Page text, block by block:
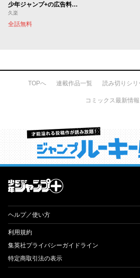
少年ジャンプ+の広告料でみんな幸せになった話
久楽
全話無料
TOPへ 連載作品一覧 読み切りシリ
コミックス最新情報
才能溢れる投稿作が読み放題！
ヘルプ／使い方
利用規約
集英社プライバシーガイドライン
特定商取引法の表示